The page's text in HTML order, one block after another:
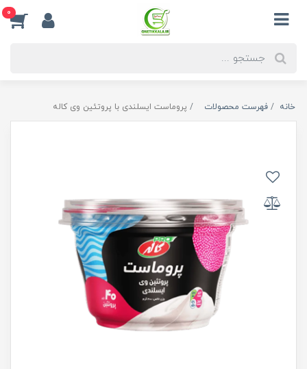
0
خانه فهرست محصولات پروماست ایسلندی با پروتئین وی کاله